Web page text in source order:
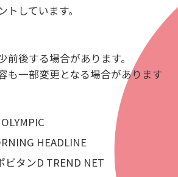
トしています。
前後する場合があります。
も一部変更となる場合があります
HEADLINE
ビタンD TREND NET